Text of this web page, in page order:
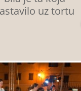
uz tortu